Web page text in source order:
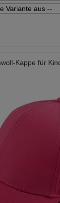
Kappe für